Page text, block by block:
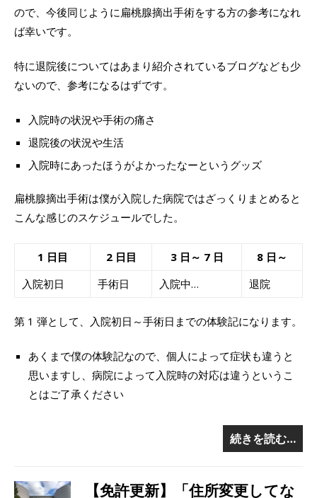
ので、今後同じように扁桃腺摘出手術をする方の参考になれ
ば幸いです。
特に退院後についてはあまり紹介されているブログなども少
ないので、参考になるはずです。
入院時の状況や手術の痛さ
退院後の状況や生活
入院時にあったほうがよかったなーというグッズ
扁桃腺摘出手術は僕が入院した病院ではざっくりまとめると
こんな感じのスケジュールでした。
1 日目 2 日目 3 日～ 7 日
8 日～
入院初日
手術日 入院中… 退院
第 1 弾として、入院初日～手術日までの体験記になります。
あくまで僕の体験記なので、個人によって症状も違うと
思いますし、病院によって入院時の対応は違うというこ
とはご了承ください
続きを読む…
【免許更新】「住所変更してな